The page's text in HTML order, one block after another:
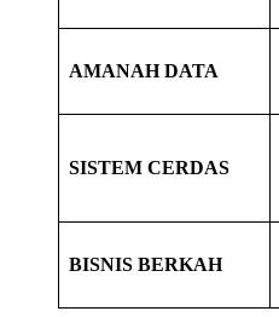
AMANAH DATA
SISTEM CERDAS
BISNIS BERKAH